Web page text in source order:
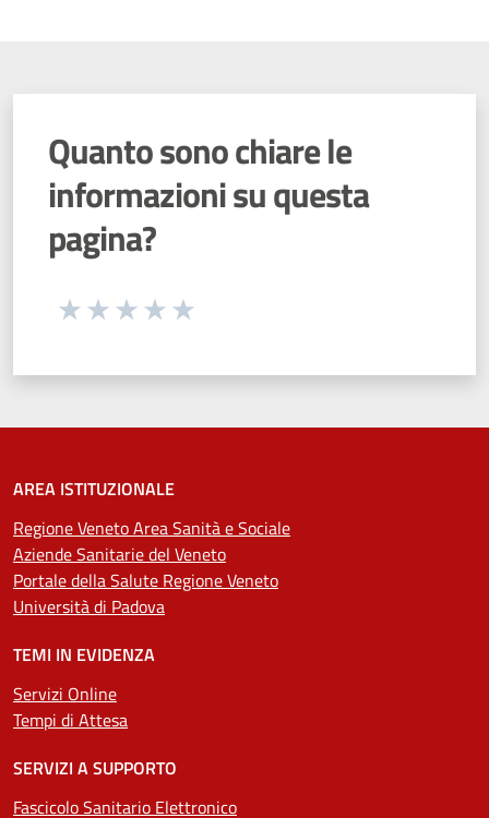
Quanto sono chiare le
informazioni su questa
pagina?
Seleziona una valutazione da 1 a 5 stelle
AREA ISTITUZIONALE
Regione Veneto Area Sanità e Sociale
Aziende Sanitarie del Veneto
Portale della Salute Regione Veneto
Università di Padova
TEMI IN EVIDENZA
Servizi Online
Tempi di Attesa
SERVIZI A SUPPORTO
Fascicolo Sanitario Elettronico